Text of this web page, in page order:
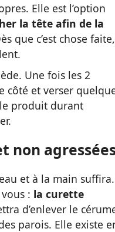
Elle est l’option
la tête afin de la
que c’est chose
Une fois les 2
côté et verser
produit durant
non
et à la main suffira.
: la curette
d’enlever le
parois. Elle existe